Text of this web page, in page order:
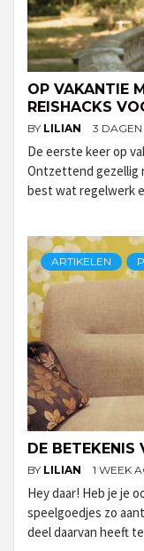
OP VAKANTIE
REISHACKS
BY LILIAN 3
De eerste keer op
Ontzettend gezellig
best wat regelwerk
ARTIKELEN
DE BETEKENIS
BY LILIAN 1 WEEK
Hey daar! Heb je je
speelgoedjes zo
deel daarvan heeft